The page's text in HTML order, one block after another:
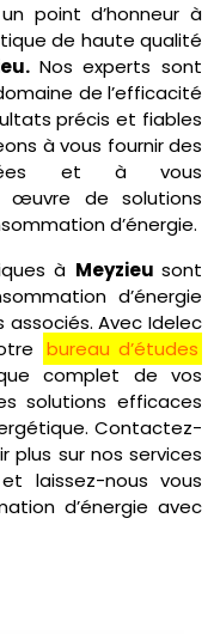
point d’honneur à
de haute qualité
. Nos experts sont
de l’efficacité
précis et fiables
à vous fournir des
et à vous
œuvre de solutions
d’énergie.
à Meyzieusont
d’énergie
Avec Idelec
bureau d’études
complet de vos
solutions efficaces
Contactez-
plus sur nos services
et laissez-nous vous
d’énergie avec